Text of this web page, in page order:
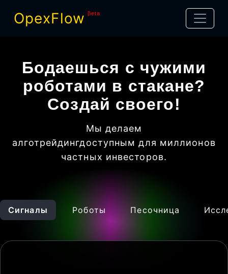
OpexFlow βeta
Бодаешься с чужими
роботами в стакане?
Создай своего!
Мы делаем
алготрейдингдоступным для миллионов
частных инвесторов.
Сигналы Роботы Песочница